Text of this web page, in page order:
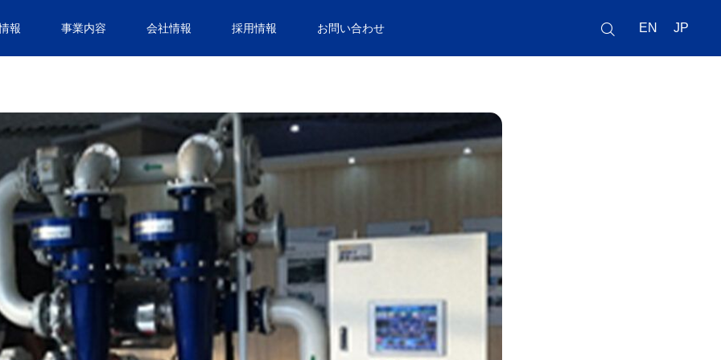
報 事業内容 会社情報 採用情報 お問い合わせ EN JP